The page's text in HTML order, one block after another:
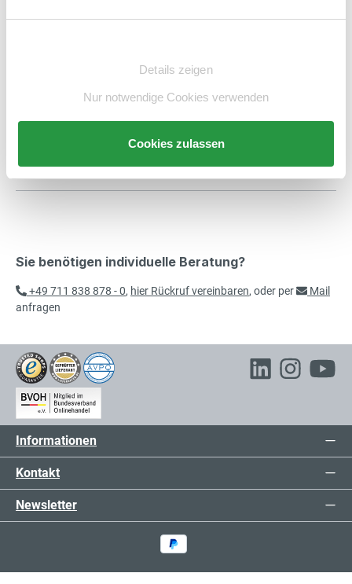
Details zeigen
Nur notwendige Cookies verwenden
Cookies zulassen
Beratung
Sie benötigen individuelle Beratung?
+49 711 838 878 - 0, hier Rückruf vereinbaren, oder per
Mail
anfragen
Informationen
Kontakt
Newsletter